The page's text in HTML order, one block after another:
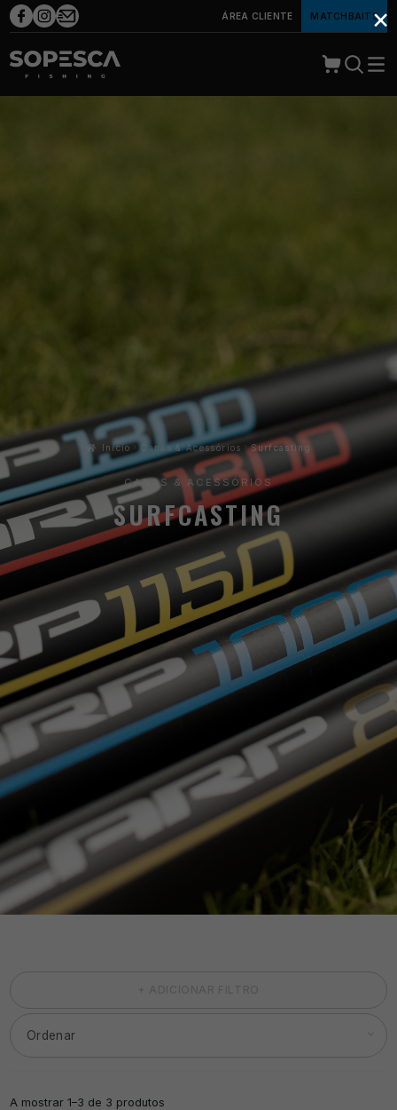
ÁREA CLIENTE MATCHBAITS
Início Canas & Acessórios Surfcasting
CANAS & ACESSÓRIOS
SURFCASTING
A mostrar 1–3 de 3 produtos
×